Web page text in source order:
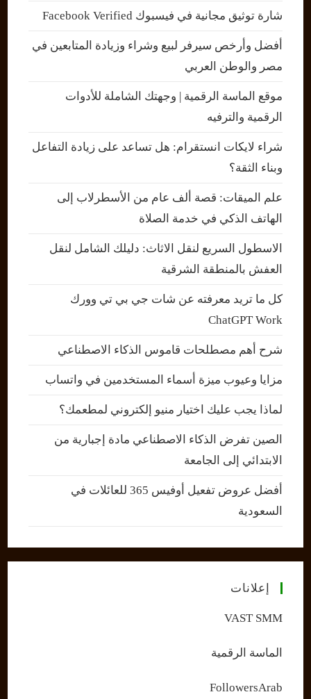
شارة توثيق مجانية في فيسبوك Facebook Verified
أفضل وأرخص سيرفر لبيع وشراء وزيادة المتابعين في
مصر والوطن العربي
موقع الماسة الرقمية | وجهتك الشاملة للأدوات
الرقمية والترفيه
شراء لايكات انستقرام: هل تساعد على زيادة التفاعل
وبناء الثقة؟
علم الميقات: قصة ألف عام من الأسطرلاب إلى
الهاتف الذكي في خدمة الصلاة
الاسطول السريع لنقل الاثاث: دليلك الشامل لنقل
العفش بالمنطقة الشرقية
كل ما تريد معرفته عن شات جي بي تي وورك
ChatGPT Work
شرح أهم مصطلحات قاموس الذكاء الاصطناعي
مزايا وعيوب ميزة أسماء المستخدمين في واتساب
لماذا يجب عليك اختيار منيو إلكتروني لمطعمك؟
الصين تفرض الذكاء الاصطناعي مادة إجبارية من
الابتدائي إلى الجامعة
أفضل عروض تفعيل أوفيس 365 للعائلات في
السعودية
إعلانات
VAST SMM
الماسة الرقمية
FollowersArab